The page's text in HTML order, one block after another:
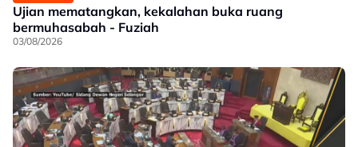
Ujian mematangkan, kekalahan buka ruang
bermuhasabah - Fuziah
03/08/2026